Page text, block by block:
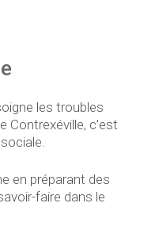
les troubles
c’est
en préparant des
faire dans le